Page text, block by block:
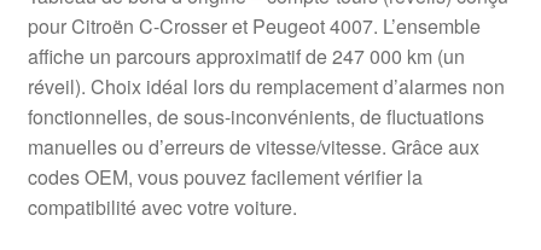
pour Citroën C-Crosser et Peugeot 4007. L’ensemble
affiche un parcours approximatif de 247 000 km (un
réveil). Choix idéal lors du remplacement d’alarmes non
fonctionnelles, de sous-inconvénients, de fluctuations
manuelles ou d’erreurs de vitesse/vitesse. Grâce aux
codes OEM, vous pouvez facilement vérifier la
compatibilité avec votre voiture.